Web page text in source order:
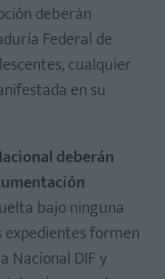
deberán
Federal de
cualquier
en su
deberán
bajo ninguna
expedientes formen
Nacional DIF y